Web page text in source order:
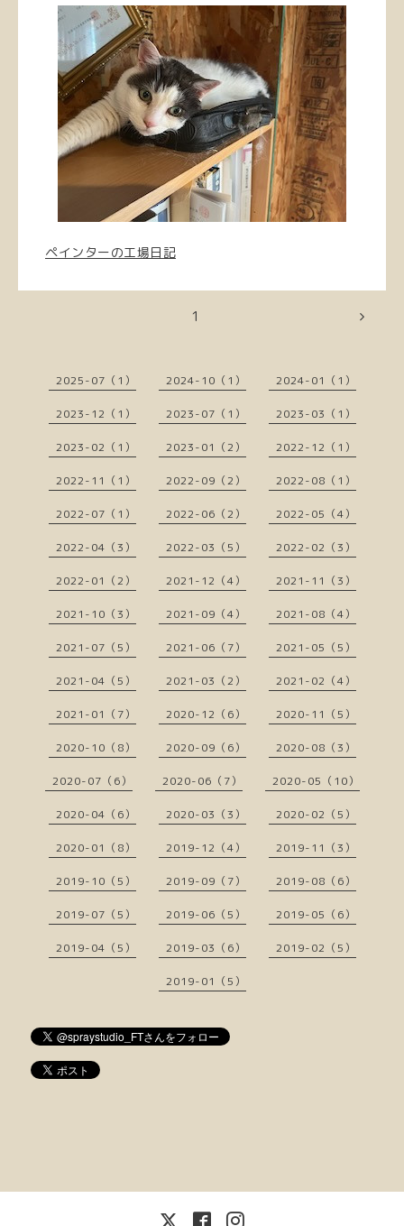
ペインターの工場日記
1
2025-07（1） 2024-10（1） 2024-01（1）
2023-12（1） 2023-07（1） 2023-03（1）
2023-02（1） 2023-01（2） 2022-12（1）
2022-11（1） 2022-09（2） 2022-08（1）
2022-07（1） 2022-06（2） 2022-05（4）
2022-04（3） 2022-03（5） 2022-02（3）
2022-01（2） 2021-12（4） 2021-11（3）
2021-10（3） 2021-09（4） 2021-08（4）
2021-07（5） 2021-06（7） 2021-05（5）
2021-04（5） 2021-03（2） 2021-02（4）
2021-01（7） 2020-12（6） 2020-11（5）
2020-10（8） 2020-09（6） 2020-08（3）
2020-07（6） 2020-06（7） 2020-05（10）
2020-04（6） 2020-03（3） 2020-02（5）
2020-01（8） 2019-12（4） 2019-11（3）
2019-10（5） 2019-09（7） 2019-08（6）
2019-07（5） 2019-06（5） 2019-05（6）
2019-04（5） 2019-03（6） 2019-02（5）
2019-01（5）